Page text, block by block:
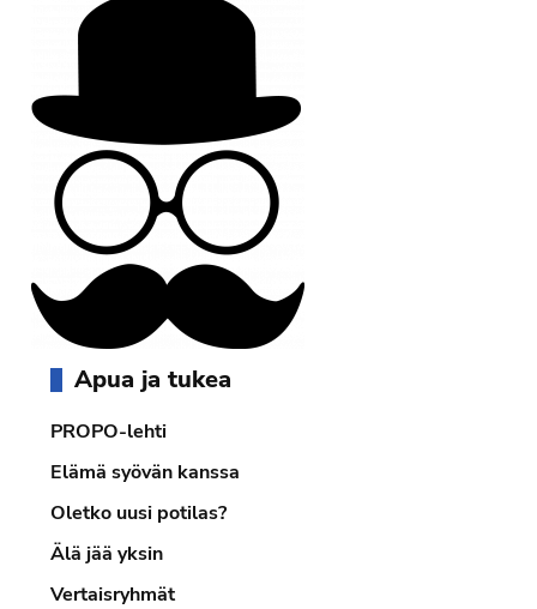
Ensisijainen
sivupalkki
Apua ja tukea
PROPO-lehti
Elämä syövän kanssa
Oletko uusi potilas?
Älä jää yksin
Vertaisryhmät